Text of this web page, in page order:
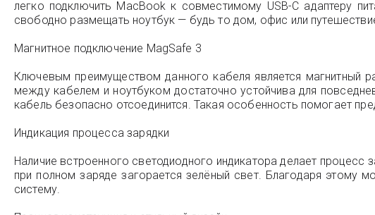
легко подключить MacBook к совместимому USB-C адаптеру
свободно размещать ноутбук — будь то дом, офис или
Магнитное подключение MagSafe 3
Ключевым преимуществом данного кабеля является магнитный
между кабелем и ноутбуком достаточно устойчива для
кабель безопасно отсоединится. Такая особенность помогает
Индикация процесса зарядки
Наличие встроенного светодиодного индикатора делает
при полном заряде загорается зелёный свет. Благодаря этому
систему.